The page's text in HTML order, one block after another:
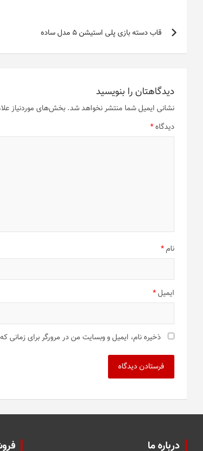
راهبری
نوشتهقاب دسته بازی پلی استیشن 5 مدل ساده
دیدگاهتان را بنویسید
نشانی ایمیل شما منتشر نخواهد شد. بخش‌های موردنیاز
دیدگاه*
نام*
ایمیل*
ذخیره نام، ایمیل و وبسایت من در مرورگر برای زمانی
درباره ما